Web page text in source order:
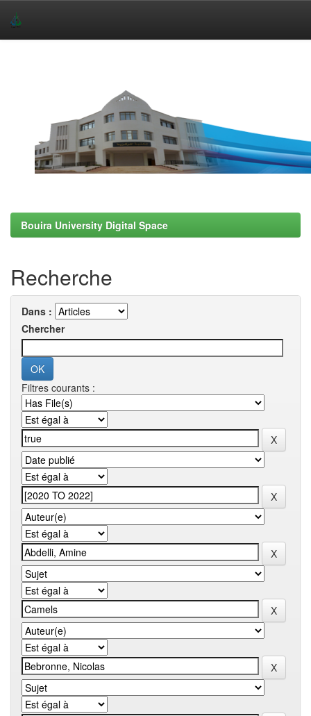
Bouira University Digital Space
Recherche
Dans :
Chercher
Filtres courants :